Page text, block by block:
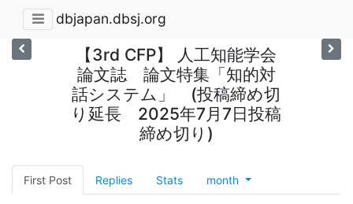
dbjapan.dbsj.org
【3rd CFP】 人工知能学会
論文誌 論文特集「知的対
話システム」 (投稿締め切
り延長 2025年7月7日投稿
締め切り)
First Post Replies Stats month